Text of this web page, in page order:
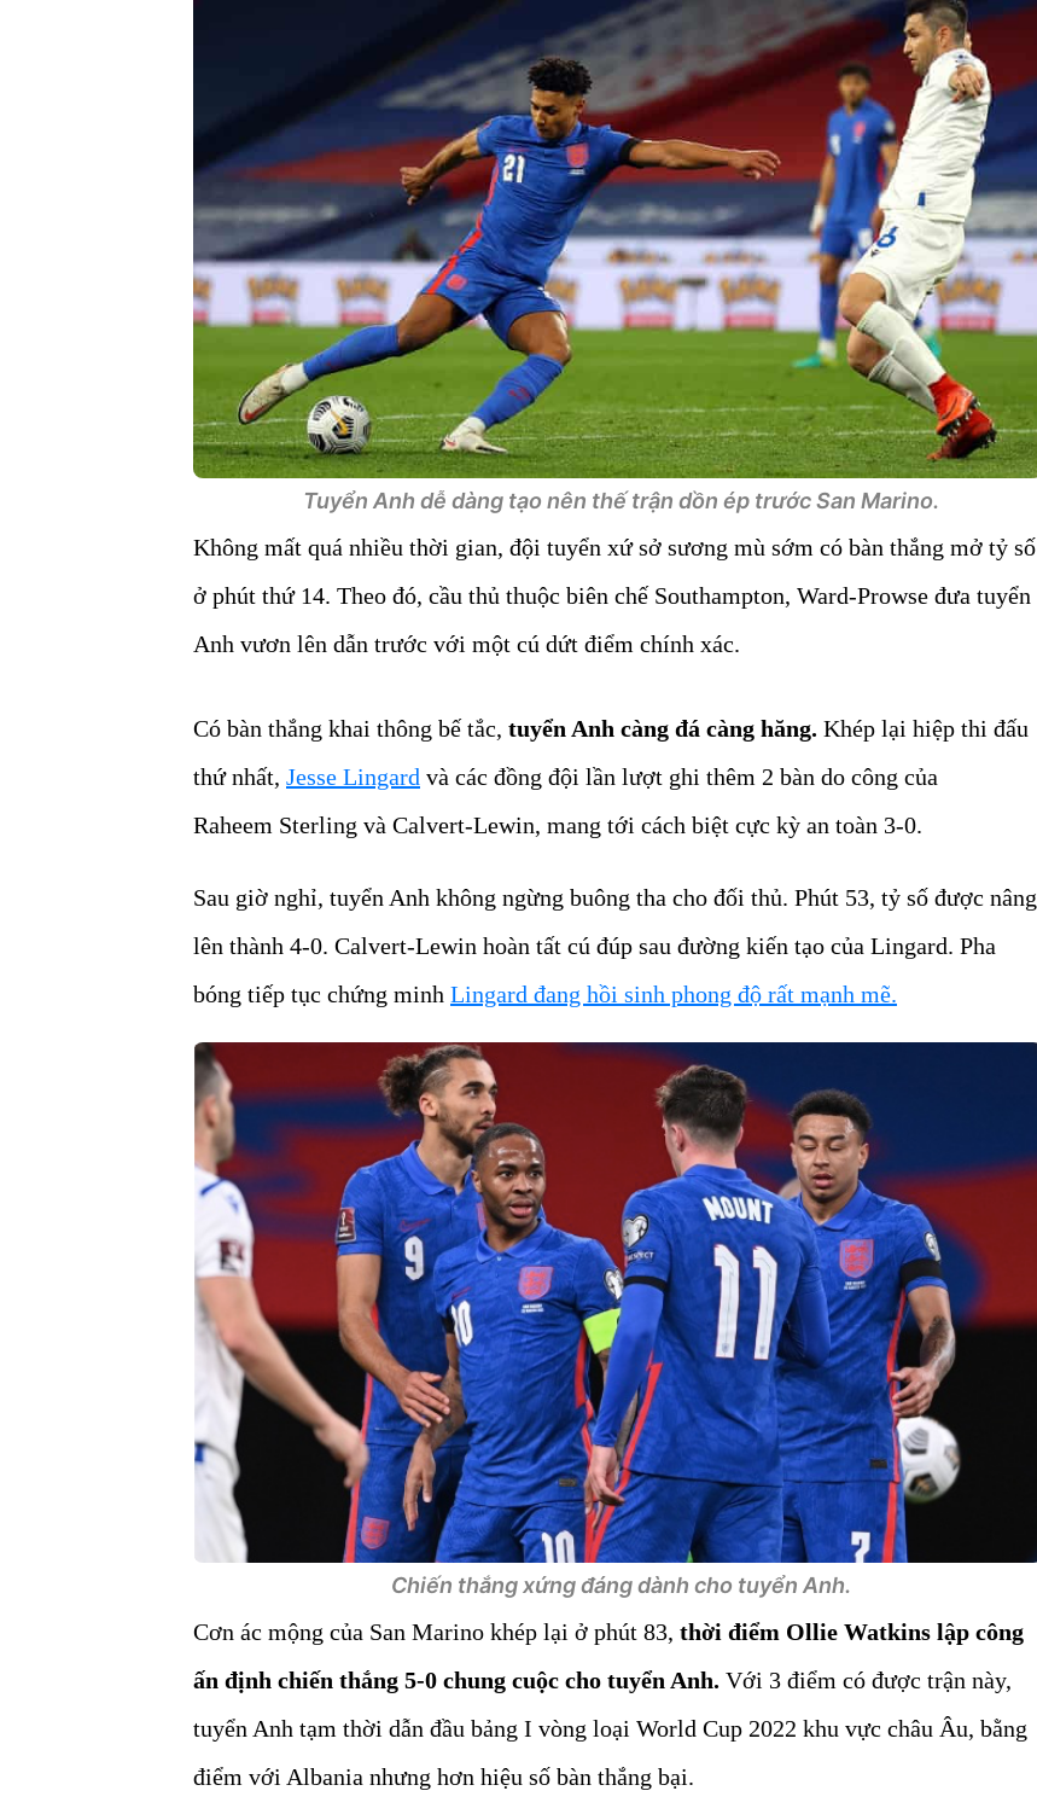
Tuyển Anh dễ dàng tạo nên thế trận dồn ép trước San Marino.
Không mất quá nhiều thời gian, đội tuyển xứ sở sương mù sớm có bàn thắng mở tỷ số
ở phút thứ 14. Theo đó, cầu thủ thuộc biên chế Southampton, Ward-Prowse đưa tuyển
Anh vươn lên dẫn trước với một cú dứt điểm chính xác.
Có bàn thắng khai thông bế tắc, tuyển Anh càng đá càng hăng. Khép lại hiệp thi đấu
thứ nhất, Jesse Lingard và các đồng đội lần lượt ghi thêm 2 bàn do công của
Raheem Sterling và Calvert-Lewin, mang tới cách biệt cực kỳ an toàn 3-0.
Sau giờ nghỉ, tuyển Anh không ngừng buông tha cho đối thủ. Phút 53, tỷ số được nâng
lên thành 4-0. Calvert-Lewin hoàn tất cú đúp sau đường kiến tạo của Lingard. Pha
bóng tiếp tục chứng minh Lingard đang hồi sinh phong độ rất mạnh mẽ.
Chiến thắng xứng đáng dành cho tuyển Anh.
Cơn ác mộng của San Marino khép lại ở phút 83, thời điểm Ollie Watkins lập công
ấn định chiến thắng 5-0 chung cuộc cho tuyển Anh. Với 3 điểm có được trận này,
tuyển Anh tạm thời dẫn đầu bảng I vòng loại World Cup 2022 khu vực châu Âu, bằng
điểm với Albania nhưng hơn hiệu số bàn thắng bại.